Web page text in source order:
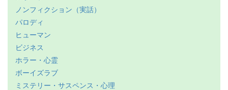
ノンフィクション（実話）
パロディ
ヒューマン
ビジネス
ホラー・心霊
ボーイズラブ
ミステリー・サスペンス・心理